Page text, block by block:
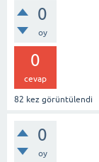
0
oy
0
cevap
82 kez görüntülendi
0
oy